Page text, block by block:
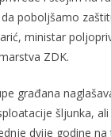
poboljšamo
ministar
ZDK.
građana
šljunka,
dvije godine